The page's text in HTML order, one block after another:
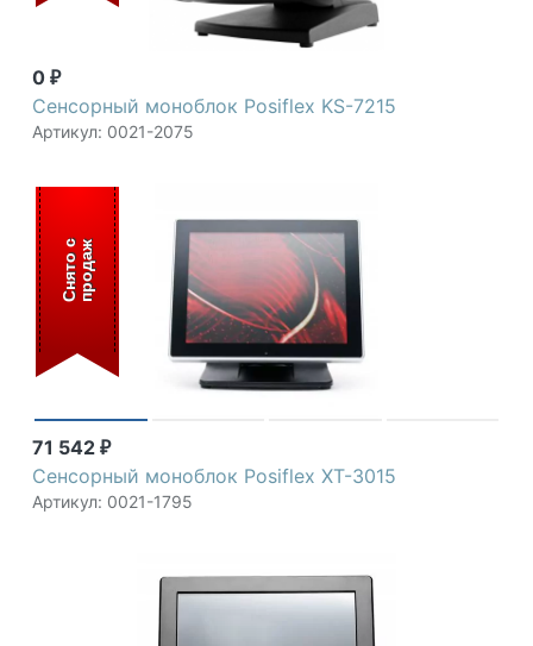
0 ₽
Сенсорный моноблок Posiflex KS-7215
Артикул: 0021-2075
71 542 ₽
Сенсорный моноблок Posiflex XT-3015
Артикул: 0021-1795
С
н
я
т
о
с
п
р
о
д
аж